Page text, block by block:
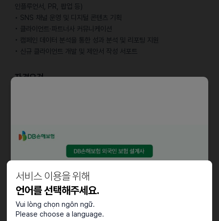
서비스 이용을 위해
언어를 선택해주세요.
Vui lòng chọn ngôn ngữ.
Please choose a language.
인플루언서, PR, 팝업 등)
• SNS 채널 운영 및 디지털 콘텐츠 기획
• 클라이언트·파트너사 커뮤니케이션
• 캠페인 데이터 분석을 통한 성과 분석 및 리포팅 지원
• 신규 클라이언트 개발 및 제안서 작성 서포트
자격요건
• 뛰어난 커뮤니케이션 및 문제 해결 능력
• 글로벌 마케팅 및 소셜미디어 트렌드에 대한 관심과 이해도
[What’s a Plus]
• 인하우스 또는 에이전시에서의 마케팅 실무 경험
• 글로벌 시장과 문화에 대한 경험과 관심